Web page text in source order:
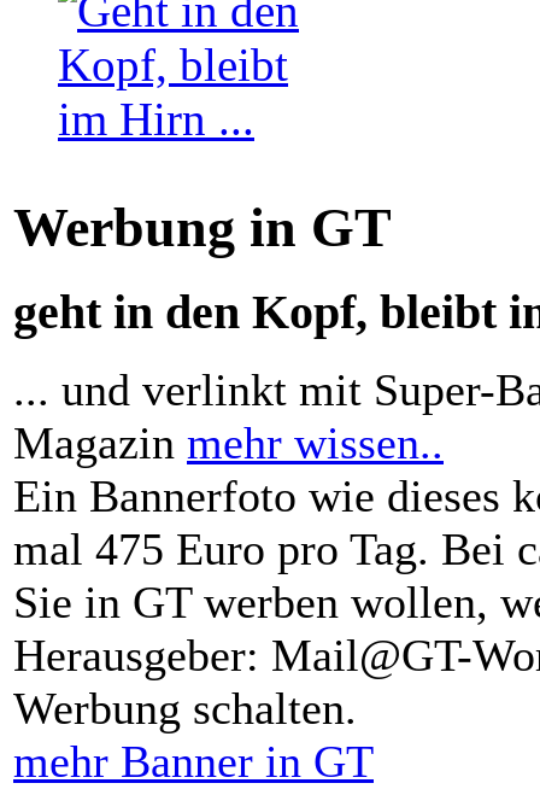
Werbung in GT
geht in den Kopf, bleibt
... und verlinkt mit Super-
Magazin mehr wissen..
Ein Bannerfoto wie dieses
mal 475 Euro pro Tag. Bei
Sie in GT werben wollen,
Herausgeber: Mail@GT-
Werbung schalten.
mehr Banner in GT